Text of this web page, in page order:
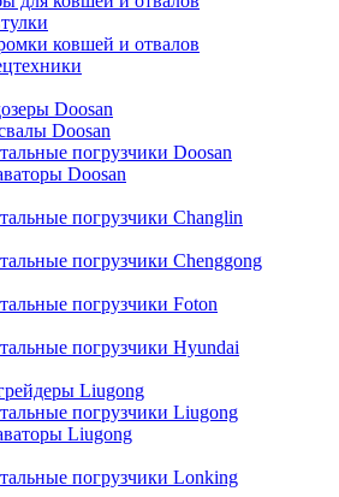
ковшей и отвалов
Doosan
Doosan
погрузчики Doosan
Doosan
погрузчики Changlin
погрузчики Chenggong
погрузчики Foton
погрузчики Hyundai
Liugong
погрузчики Liugong
Liugong
погрузчики Lonking